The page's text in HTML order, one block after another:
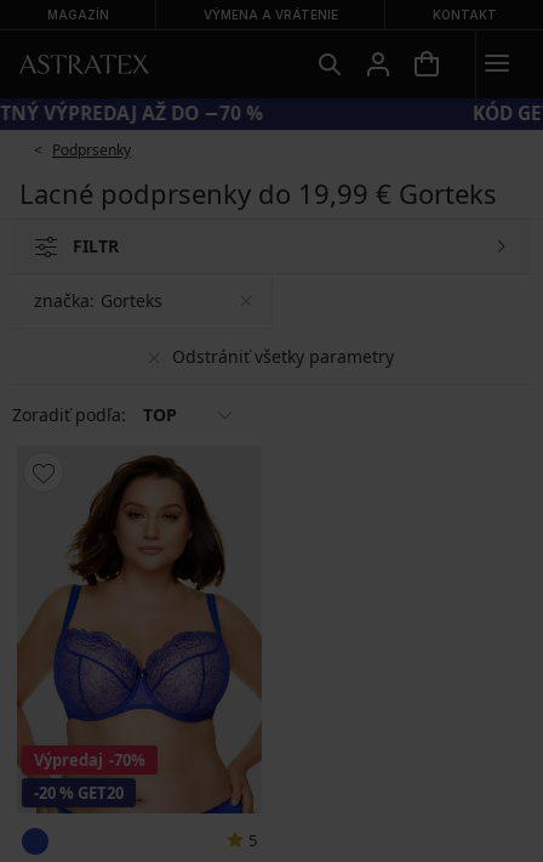
MAGAZÍN VÝMENA A VRÁTENIE KONTAKT
VEĽKÝ LETNÝ VÝPREDAJ AŽ DO −70 %
Podprsenky
Lacné podprsenky do 19,99 € Gorteks
FILTR
Odstrániť všetky parametry
značka: Gorteks
Zoradiť podľa: TOP
Výpredaj -70%
-20 % GET20
5